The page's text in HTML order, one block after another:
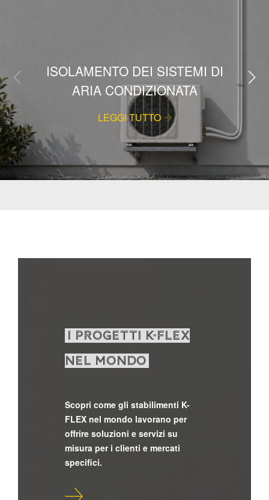
ISOLAMENTO DEI SISTEMI DI
ARIA CONDIZIONATA
LEGGI TUTTO
I PROGETTI K-FLEX
NEL MONDO
Scopri come gli stabilimenti K-
FLEX nel mondo lavorano per
offrire soluzioni e servizi su
misura per i clienti e mercati
specifici.